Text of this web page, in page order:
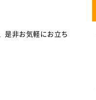
是非お気軽にお立ち